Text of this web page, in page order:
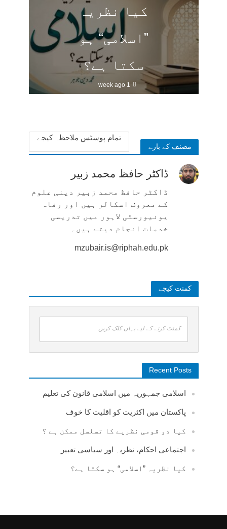
کیا نظریہ
”اسلامی“ ہو
سکتا ہے؟
1 week ago
مصنف کے بارے
تمام پوسٹس ملاحظہ کیجے
ڈاکٹر حافظ محمد زبیر
ڈاکٹر حافظ محمد زبیر دینی علوم
کے معروف اسکالر ہیں اور رفاہ
یونیورسٹی لاہور میں تدریسی
خدمات انجام دیتے ہیں۔
mzubair.is@riphah.edu.pk
کمنت کیجے
کمنٹ کرنے کے لیے یہاں کلک کریں
Recent Posts
اسلامی جمہوریہ میں اسلامی قانون کی تعلیم
پاکستان میں اکثریت کو اقلیت کا خوف
کیا دو قومی نظریے کا تسلسل ممکن ہے ؟
اجتماعی احکام، نظریہ اور سیاسی تعبیر
کیا نظریہ ”اسلامی“ ہو سکتا ہے؟